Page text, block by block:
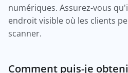
numériques. Assurez-vous
endroit visible où les clients
scanner.
Comment puis-je